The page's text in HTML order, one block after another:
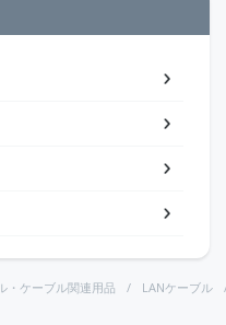
・ケーブル関連用品 LANケーブル